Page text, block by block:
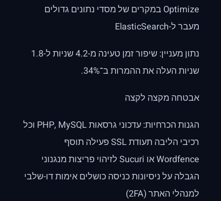
Optimize במקרים של מסדי נתונים גדולים
מעבר ל-ElasticSearch
נתון מעניין: שיפור זמן טעינה מ-4.2 שניות ל-1.8
שניות העלה את ההמרות ב־34%.
אבטחה מקצה לקצה
הגנות הכרחיות: עדכוני גרסאות PHP, MySQL וכל
רכיבי הליבה תעודת SSL פעילה תוסף
Wordfence או Sucuri לזיהוי פריצות מנגנוני
הגבלה על ניסיונות כניסה כושלים אימות דו-שלבי
למנהלי האתר (2FA)